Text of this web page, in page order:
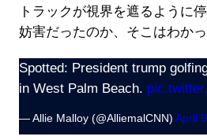
トラックが視界を遮るように
妨害だったのか、そこはわか
Spotted: President trump
in West Palm Beach.
— Allie Malloy (@AlliemalCNN) April